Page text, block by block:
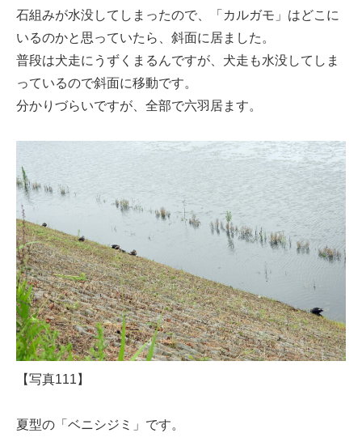
石組みが水没してしまったので、「カルガモ」はどこに
いるのかと思っていたら、斜面に居ました。
普段は犬走にうずくまるんですが、犬走も水没してしま
っているので斜面に移動です。
分かりづらいですが、全部で六羽居ます。
【写真111】
夏型の「ベニシジミ」です。